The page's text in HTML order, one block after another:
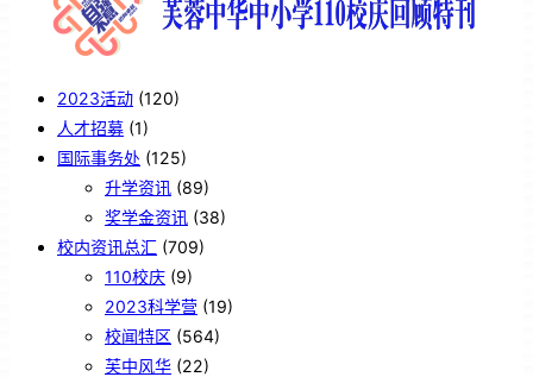
2023活动 (120)
人才招募 (1)
国际事务处 (125)
升学资讯 (89)
奖学金资讯 (38)
校内资讯总汇 (709)
110校庆 (9)
2023科学营 (19)
校闻特区 (564)
芙中风华 (22)